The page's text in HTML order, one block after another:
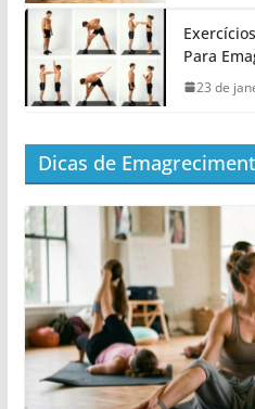
Para
23 de
Dicas de